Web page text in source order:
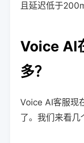
且延迟低于
Voice AI
多？
Voice AI客服现
了。我们来看几